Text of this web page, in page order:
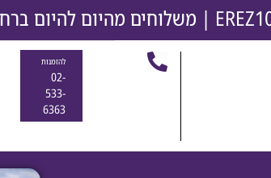
משלוחים מהיום להיום ברחבי
להזמנות
02-
533-
6363